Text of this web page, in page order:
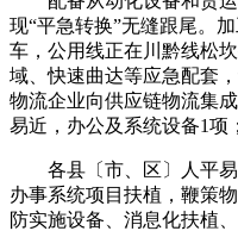
现“平急转换”无缝跟尾。
车，公用线正在川黔线松
域、快速曲达等应急配套
物流企业向供应链物流集
易近，办公及系统设备1项；
各县〔市、区〕人平易
办事系统项目扶植，鞭策
防实施设备、消息化扶植